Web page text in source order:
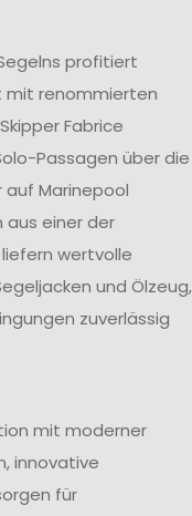
profitiert
mit renommierten
Fabrice
Passagen über die
Marinepool
aus einer der
wertvolle
und Ölzeug,
zuverlässig
mit moderner
innovative
für